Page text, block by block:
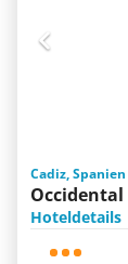
Cadiz,
Occidental
Hoteldetails